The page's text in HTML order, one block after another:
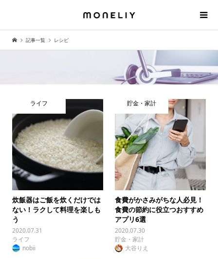
記事一覧 レシピ
ライフ
炊飯器はご飯を炊くだけでは
ない！ラクして料理を楽しも
う
2020.07.31
ライフ
nobii
貯金・家計
食費がかさみがちな人必見！
食費の節約に役立つおすすめ
アプリ6選
2020.07.30
貯金・家計
大谷りえ